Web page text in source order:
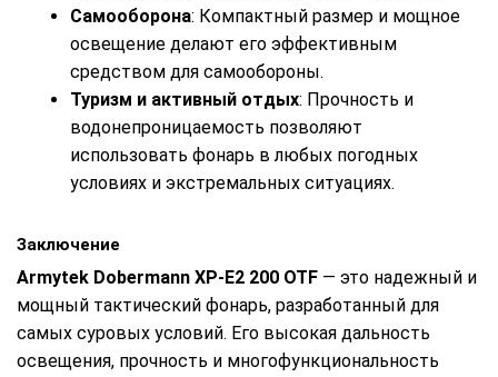
Самооборона: Компактный размер и мощное
освещение делают его эффективным
средством для самообороны.
Туризм и активный отдых: Прочность и
водонепроницаемость позволяют
использовать фонарь в любых погодных
условиях и экстремальных ситуациях.
Заключение
Armytek Dobermann XP-E2 200 OTF — это надежный и
мощный тактический фонарь, разработанный для
самых суровых условий. Его высокая дальность
освещения, прочность и многофункциональность